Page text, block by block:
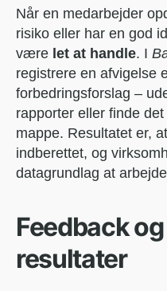
Når en medarbejder
risiko eller har en god
være let at handle. I
registrere en afvigelse
forbedringsforslag –
rapporter eller finde
mappe. Resultatet er,
indberettet, og
datagrundlag at
Feedback
resultater